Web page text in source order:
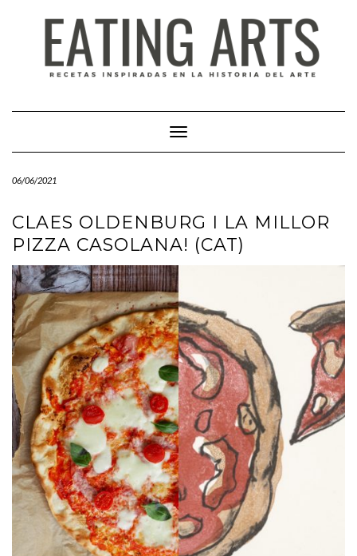
Cambiar modo de navegación
06/06/2021
CLAES OLDENBURG I LA MILLOR
PIZZA CASOLANA! (CAT)